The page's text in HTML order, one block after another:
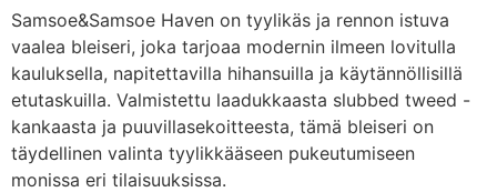
Samsoe&Samsoe Haven on tyylikäs ja rennon istuva
vaalea bleiseri, joka tarjoaa modernin ilmeen lovitulla
kauluksella, napitettavilla hihansuilla ja käytännöllisillä
etutaskuilla. Valmistettu laadukkaasta slubbed tweed -
kankaasta ja puuvillasekoitteesta, tämä bleiseri on
täydellinen valinta tyylikkääseen pukeutumiseen
monissa eri tilaisuuksissa.